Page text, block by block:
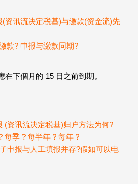
资讯流决定税基)与缴款(资金流)先
款? 申报与缴款同期?
下個月的 15 日之前到期。
(资讯流决定税基)归户方法为何?
每季？每半年？每年？
申报与人工填报并存?假如可以电